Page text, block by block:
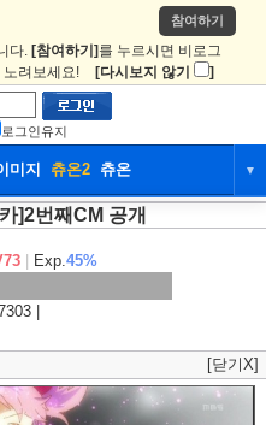
참여하기
다. [참여하기] 를 누르시면 비로그
노려보세요! [다시보지 않기 ]
로그인유지
미지 츄온2 츄온 ▼
커뮤니티
츄온2
]2번째CM 공개
Exp.45%
|
[닫기X]